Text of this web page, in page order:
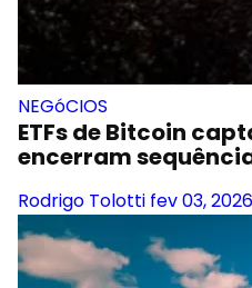
NEGóCIOS
ETFs de Bitcoin
encerram
Rodrigo Tolotti fev 03, 2026